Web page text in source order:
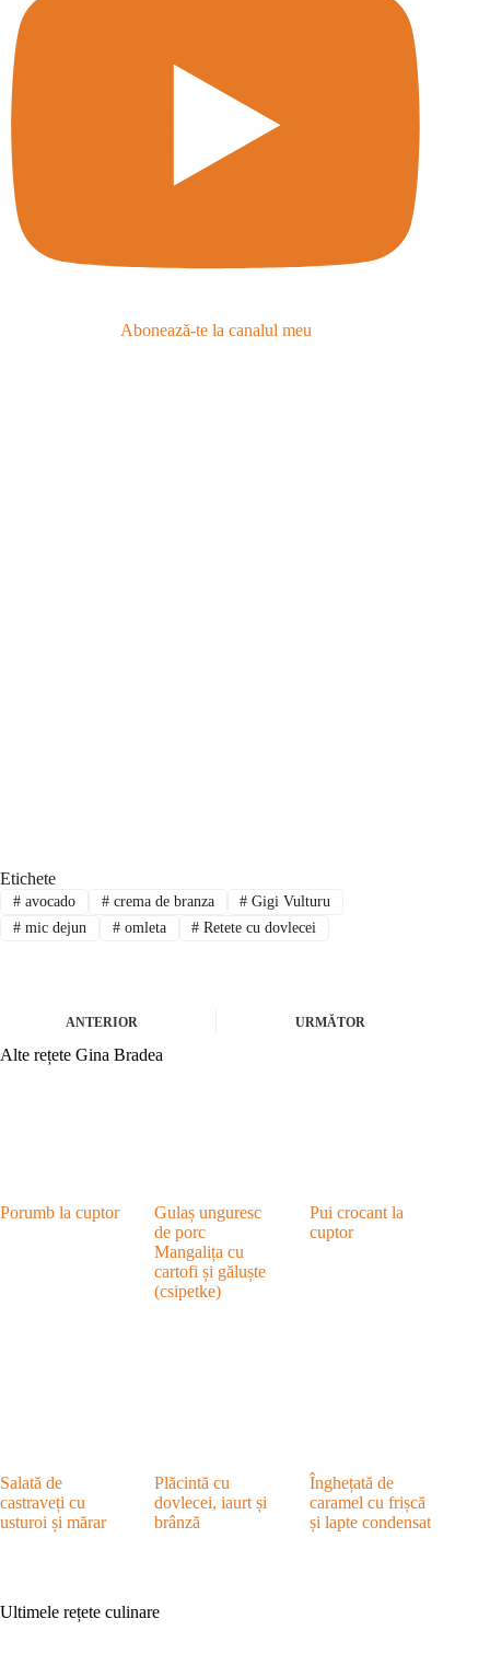
Abonează-te la canalul meu
Etichete
#avocado #crema de branza # Gigi Vulturu
#mic dejun #omleta # Retete cu dovlecei
ANTERIOR URMĂTOR
Alte rețete Gina Bradea
Porumb la cuptor
Gulaș unguresc
de porc
Mangalița cu
cartofi și găluște
(csipetke)
Pui crocant la
cuptor
Salată de
castraveți cu
usturoi și mărar
Plăcintă cu
dovlecei, iaurt și
brânză
Înghețată de
caramel cu frișcă
și lapte condensat
Ultimele rețete culinare